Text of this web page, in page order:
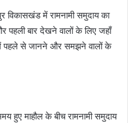
में रामनामी समुदाय का
पहली बार देखने वालों के लिए जहाँ
पहले से जानने और समझने वालों के
हुए माहौल के बीच रामनामी समुदाय